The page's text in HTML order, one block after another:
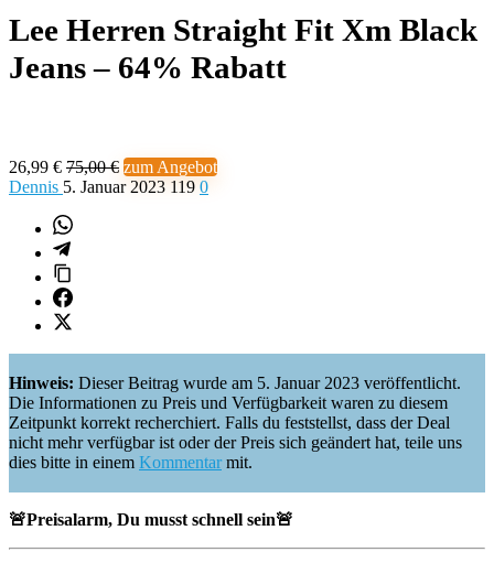
Lee Herren Straight Fit Xm Black
Jeans – 64% Rabatt
26,99 € 75,00 € zum Angebot
Dennis 5. Januar 2023 119 0
Hinweis: Dieser Beitrag wurde am 5. Januar 2023 veröffentlicht.
Die Informationen zu Preis und Verfügbarkeit waren zu diesem
Zeitpunkt korrekt recherchiert. Falls du feststellst, dass der Deal
nicht mehr verfügbar ist oder der Preis sich geändert hat, teile uns
dies bitte in einem Kommentarmit.
🚨Preisalarm, Du musst schnell sein🚨